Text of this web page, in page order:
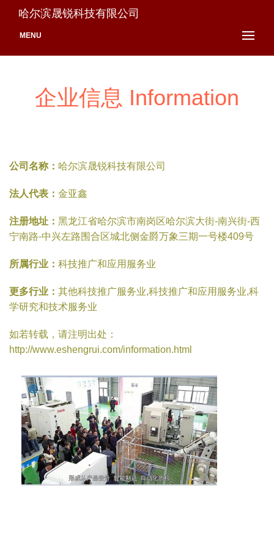
哈尔滨晟锐科技有限公司
MENU
企业信息 Information
公司名称： 哈尔滨晟锐科技有限公司
法人代表： 金亚鑫
注册地址： 黑龙江省哈尔滨市南岗区哈尔滨大街-南兴街-西
宁南路-中兴左路围合区城北侧金爵万象三期一号楼409号
所属行业： 科技推广和应用服务业
更多行业： 其他科技推广服务业,科技推广和应用服务业,科
学研究和技术服务业
如若转载，请注明出处：
http://www.eshengrui.com/information.html